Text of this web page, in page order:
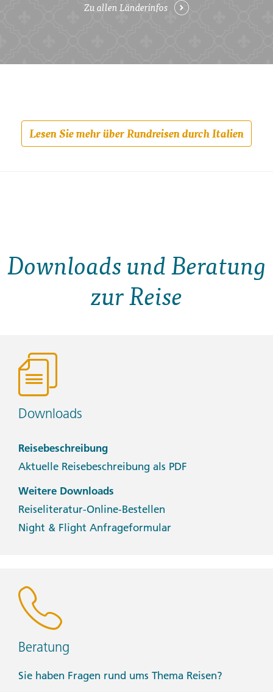
Zu allen Länderinfos
Lesen Sie mehr über Rundreisen durch Italien
Downloads und Beratung
zur Reise
Downloads
Reisebeschreibung
Aktuelle Reisebeschreibung als PDF
Weitere Downloads
Reiseliteratur-Online-Bestellen
Night & Flight Anfrageformular
Beratung
Sie haben Fragen rund ums Thema Reisen?